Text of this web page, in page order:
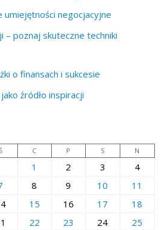
umiejętności negocjacyjne
– poznaj skuteczne techniki
o finansach i sukcesie
źródło inspiracji
C P S N
1 2 3
4
8 9 10
11
15 16 17
18
22 23 24
25